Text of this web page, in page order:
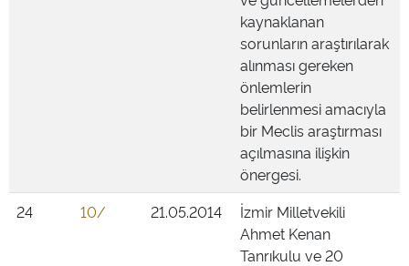
kaynaklanan
sorunların araştırılarak
alınması gereken
önlemlerin
belirlenmesi amacıyla
bir Meclis araştırması
açılmasına ilişkin
önergesi.
24
10/ 21.05.2014
İzmir Milletvekili
Ahmet Kenan
Tanrıkulu ve 20